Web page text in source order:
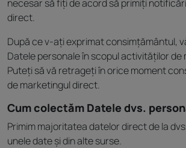
necesar să fiți de acord să primiți
direct.
După ce v-ați exprimat consimțământul,
Datele personale în scopul activităților
Puteți să vă retrageți în orice moment
de marketingul direct.
Cum colectăm Datele dvs.
Primim majoritatea datelor direct de la
unele date și din alte surse.